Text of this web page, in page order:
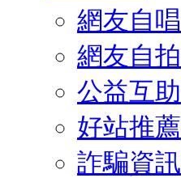
網友自唱
網友自拍
公益互助
好站推薦
詐騙資訊